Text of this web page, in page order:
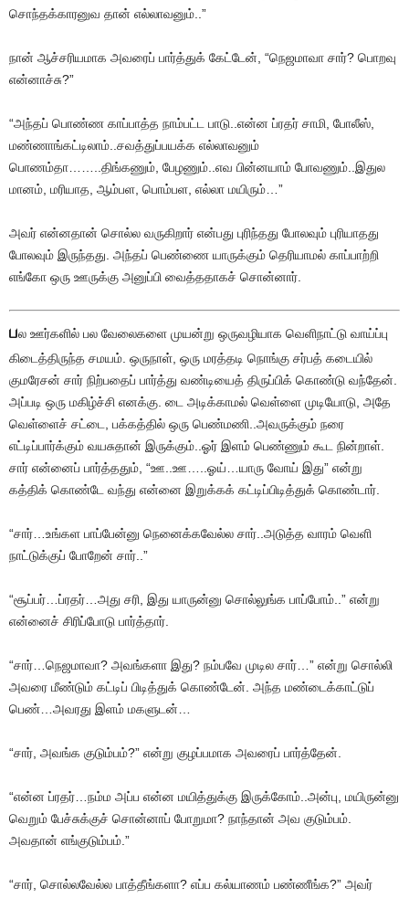
சொந்தக்காரனுவ தான் எல்லாவனும்..”
நான் ஆச்சரியமாக அவரைப் பார்த்துக் கேட்டேன், “நெஜமாவா சார்? பொறவு
என்னாச்சு?”
“அந்தப் பொண்ண காப்பாத்த நாம்பட்ட பாடு..என்ன ப்ரதர் சாமி, போலீஸ்,
மண்ணாங்கட்டிலாம்..சவத்துப்பயக்க எல்லாவனும்
பொணம்தா……..திங்கணும், பேழணும்..எவ பின்னயாம் போவணும்..இதுல
மானம், மரியாத, ஆம்பள, பொம்பள, எல்லா மயிரும்…”
அவர் என்னதான் சொல்ல வருகிறார் என்பது புரிந்தது போலவும் புரியாதது
போலவும் இருந்தது. அந்தப் பெண்ணை யாருக்கும் தெரியாமல் காப்பாற்றி
எங்கோ ஒரு ஊருக்கு அனுப்பி வைத்ததாகச் சொன்னார்.
பல ஊர்களில் பல வேலைகளை முயன்று ஒருவழியாக வெளிநாட்டு வாய்ப்பு
கிடைத்திருந்த சமயம். ஒருநாள், ஒரு மரத்தடி நொங்கு சர்பத் கடையில்
குமரேசன் சார் நிற்பதைப் பார்த்து வண்டியைத் திருப்பிக் கொண்டு வந்தேன்.
அப்படி ஒரு மகிழ்ச்சி எனக்கு. டை அடிக்காமல் வெள்ளை முடியோடு, அதே
வெள்ளைச் சட்டை, பக்கத்தில் ஒரு பெண்மணி..அவருக்கும் நரை
எட்டிப்பார்க்கும் வயசுதான் இருக்கும்..ஓர் இளம் பெண்ணும் கூட நின்றாள்.
சார் என்னைப் பார்த்ததும், “ஊ..ஊ…..ஓய்…யாரு வோய் இது” என்று
கத்திக் கொண்டே வந்து என்னை இறுக்கக் கட்டிப்பிடித்துக் கொண்டார்.
“சார்…உங்கள பாப்பேன்னு நெனைக்கவேல்ல சார்..அடுத்த வாரம் வெளி
நாட்டுக்குப் போறேன் சார்..”
“சூப்பர்…ப்ரதர்…அது சரி, இது யாருன்னு சொல்லுங்க பாப்போம்..” என்று
என்னைச் சிரிப்போடு பார்த்தார்.
“சார்…நெஜமாவா? அவங்களா இது? நம்பவே முடில சார்…” என்று சொல்லி
அவரை மீண்டும் கட்டிப் பிடித்துக் கொண்டேன். அந்த மண்டைக்காட்டுப்
பெண்…அவரது இளம் மகளுடன்…
“சார், அவங்க குடும்பம்?” என்று குழப்பமாக அவரைப் பார்த்தேன்.
“என்ன ப்ரதர்…நம்ம அப்ப என்ன மயித்துக்கு இருக்கோம்..அன்பு, மயிருன்னு
வெறும் பேச்சுக்குச் சொன்னாப் போறுமா? நாந்தான் அவ குடும்பம்.
அவதான் எங்குடும்பம்.”
“சார், சொல்லவேல்ல பாத்தீங்களா? எப்ப கல்யாணம் பண்ணீங்க?” அவர்